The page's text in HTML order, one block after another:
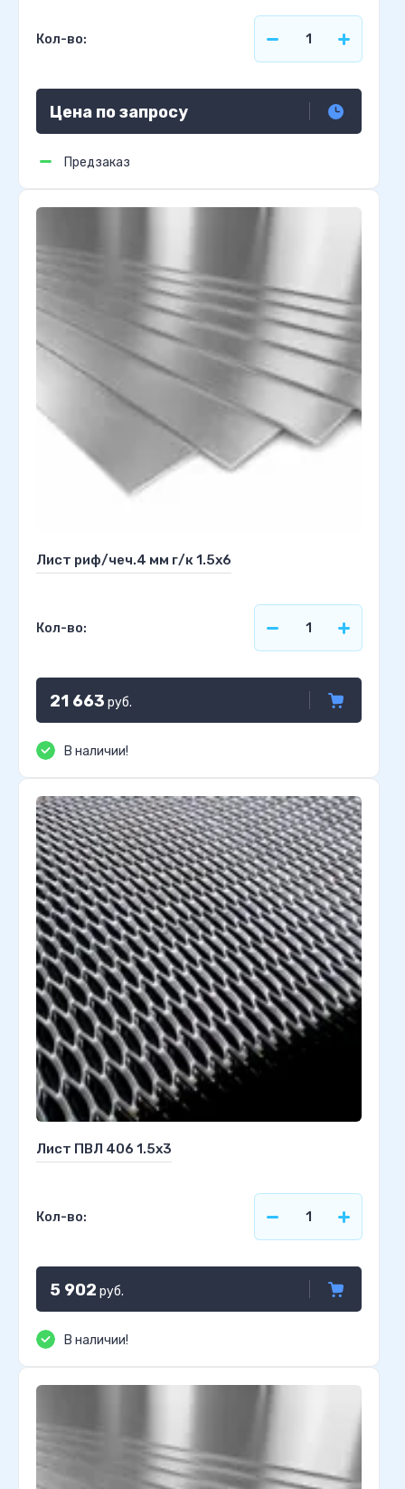
Кол-во:
Цена по запросу
Предзаказ
Лист риф/чеч.4 мм г/к 1.5х6
Кол-во:
21 663 руб.
В наличии!
Лист ПВЛ 406 1.5х3
Кол-во:
5 902 руб.
В наличии!